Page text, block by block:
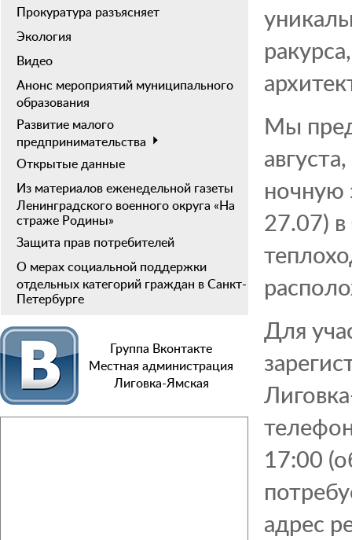
Прокуратура разъясняет
Экология
Видео
Анонс мероприятий муниципального
образования
Развитие малого
предпринимательства
Открытые данные
Из материалов еженедельной газеты
Ленинградского военного округа «На
страже Родины»
Защита прав потребителей
О мерах социальной поддержки
отдельных категорий граждан в Санкт-
Петербурге
Группа Вконтакте
Местная администрация
Лиговка-Ямская
Мы
ночную
27.07)
Для
17:00
адрес